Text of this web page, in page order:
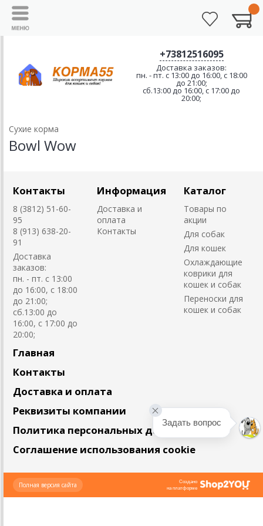
+73812516095
Доставка заказов:
пн. - пт. с 13:00 до 16:00, с 18:00
до 21:00;
сб.13:00 до 16:00, с 17:00 до
20:00;
Сухие корма
Bowl Wow
Контакты
8 (3812) 51-60-
95
8 (913) 638-20-
91
Доставка
заказов:
пн. - пт. с 13:00
до 16:00, с 18:00
до 21:00;
сб.13:00 до
16:00, с 17:00 до
20:00;
Информация
Доставка и
оплата
Контакты
Каталог
Товары по
акции
Для собак
Для кошек
Охлаждающие
коврики для
кошек и собак
Переноски для
кошек и собак
Главная
Контакты
Доставка и оплата
Реквизиты компании
Политика персональных данных
Соглашение использования cookie
Создано
на платформе
Полная версия сайта
Задать вопрос